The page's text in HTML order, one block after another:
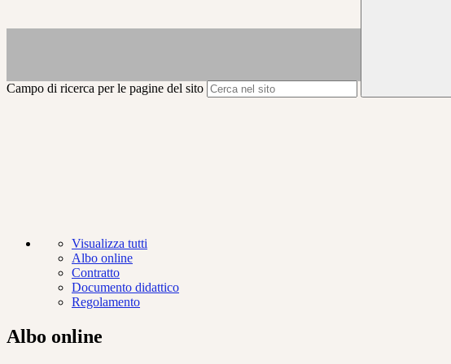
Campo di ricerca per le pagine del sito
Visualizza tutti
Albo online
Contratto
Documento didattico
Regolamento
Albo online